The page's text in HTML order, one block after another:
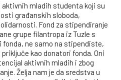
mladih studenta koji su
građanskih sloboda,
Fond za stipendiranje
grupe filantropa iz Tuzle s
ne samo na stipendiste,
kao donatori fonda. Oni
aktivnih mladih i zbog
Želja nam je da sredstva u